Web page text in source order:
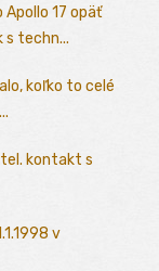
17 opäť
s techn...
koľko to celé
tel. kontakt s
v